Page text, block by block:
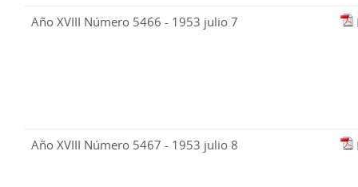
Año XVIII Número 5466 - 1953 julio 7
Año XVIII Número 5467 - 1953 julio 8